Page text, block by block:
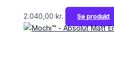
2.040,00 kr. Se produkt